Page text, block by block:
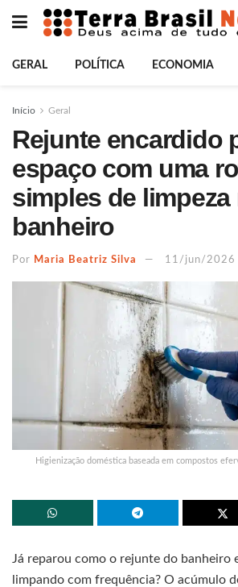
GERAL POLÍTICA ECONOMIA
Início Geral
Rejunte encardido
espaço com uma
simples de limpeza
banheiro
Por Maria Beatriz Silva 11/jun/2026
Higienização doméstica baseada em compostos
Já reparou como o rejunte do banheiro
limpando com frequência? O acúmulo